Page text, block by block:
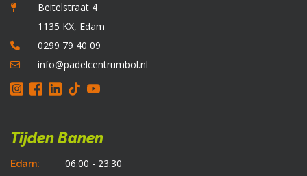
Beitelstraat 4
1135 KX, Edam
0299 79 40 09
info@padelcentrumbol.nl
Tijden Banen
Edam:
06:00 - 23:30